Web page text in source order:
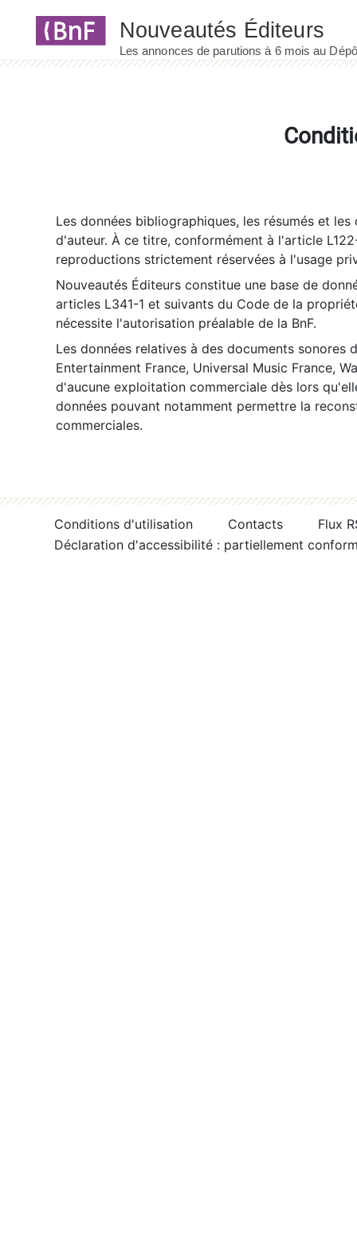
Les données bibliographiques, les résumés et
d'auteur. À ce titre, conformément à l'article
reproductions strictement réservées à l'usage
Nouveautés Éditeurs constitue une base de
articles L341-1 et suivants du Code de la
nécessite l'autorisation préalable de la BnF.
Les données relatives à des documents sonores
Entertainment France, Universal Music France,
d'aucune exploitation commerciale dès lors
données pouvant notamment permettre la
commerciales.
Conditions d'utilisation Contacts
Flux
Déclaration d'accessibilité : partiellement